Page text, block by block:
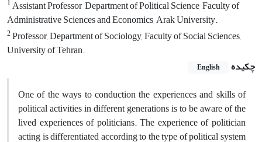
1Assistant Professor, Department of Political Science, Faculty of
Administrative Sciences and Economics, Arak University.
2Professor, Department of Sociology, Faculty of Social Sciences,
University of Tehran.
چکیده
English
One of the ways to conduction the experiences and skills of
political activities in different generations is to be aware of the
lived experiences of politicians. The experience of politician
acting is differentiated according to the type of political system